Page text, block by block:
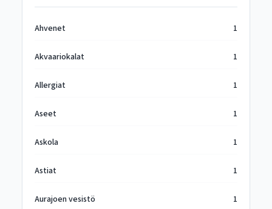
Ahvenet 1
Akvaariokalat 1
Allergiat 1
Aseet 1
Askola 1
Astiat 1
Aurajoen vesistö 1